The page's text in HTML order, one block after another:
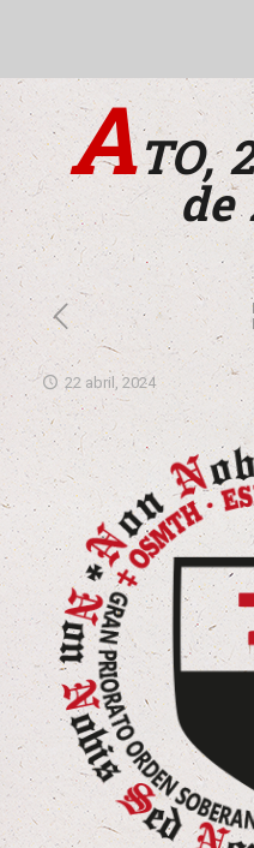
ATO,
de
22 abril, 2024